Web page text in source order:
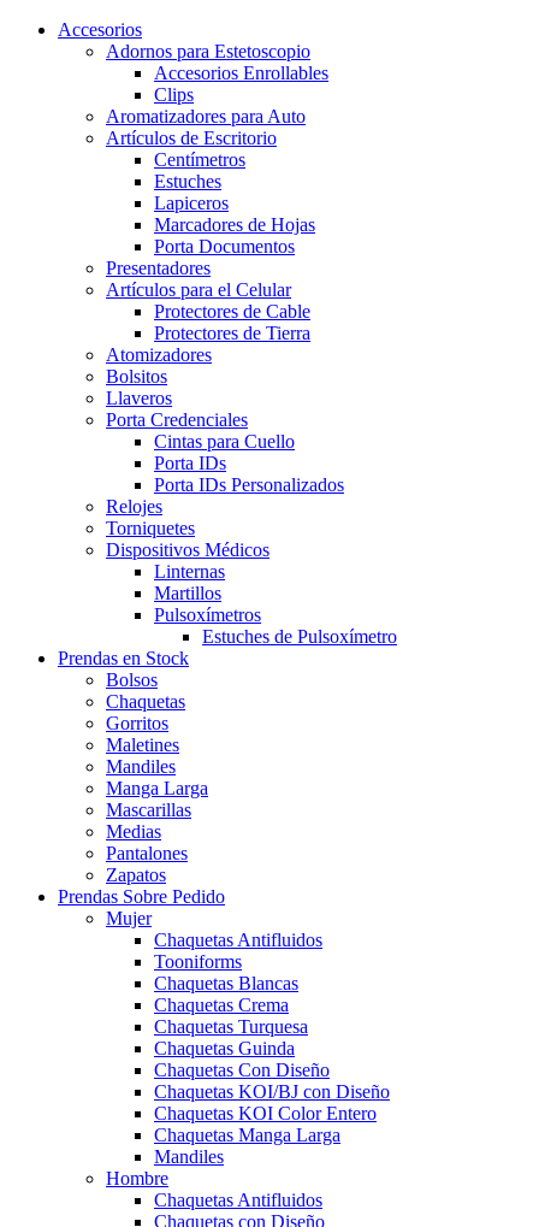
Accesorios
Adornos para Estetoscopio
Accesorios Enrollables
Clips
Aromatizadores para Auto
Artículos de Escritorio
Centímetros
Estuches
Lapiceros
Marcadores de Hojas
Porta Documentos
Presentadores
Artículos para el Celular
Protectores de Cable
Protectores de Tierra
Atomizadores
Bolsitos
Llaveros
Porta Credenciales
Cintas para Cuello
Porta IDs
Porta IDs Personalizados
Relojes
Torniquetes
Dispositivos Médicos
Linternas
Martillos
Pulsoxímetros
Estuches de Pulsoxímetro
Prendas en Stock
Bolsos
Chaquetas
Gorritos
Maletines
Mandiles
Manga Larga
Mascarillas
Medias
Pantalones
Zapatos
Prendas Sobre Pedido
Mujer
Chaquetas Antifluidos
Tooniforms
Chaquetas Blancas
Chaquetas Crema
Chaquetas Turquesa
Chaquetas Guinda
Chaquetas Con Diseño
Chaquetas KOI/BJ con Diseño
Chaquetas KOI Color Entero
Chaquetas Manga Larga
Mandiles
Hombre
Chaquetas Antifluidos
Chaquetas con Diseño